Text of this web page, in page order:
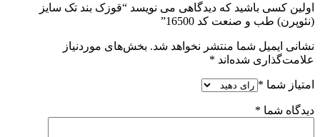
اولین کسی باشید که دیدگاهی می نویسد “قوزک بند تک سایز
(نئوپرن) طب و صنعت کد 16500”
نشانی ایمیل شما منتشر نخواهد شد. بخش‌های موردنیاز
علامت‌گذاری شده‌اند *
امتیاز شما *
دیدگاه شما *